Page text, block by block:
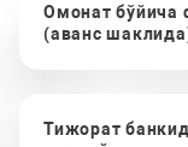
Омонат бўйича
(аванс
Тижорат